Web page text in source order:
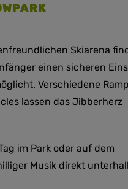
Skiarena
einen sicheren
Verschiedene
lassen das Jibberherz
im Park oder auf dem
Musik direkt